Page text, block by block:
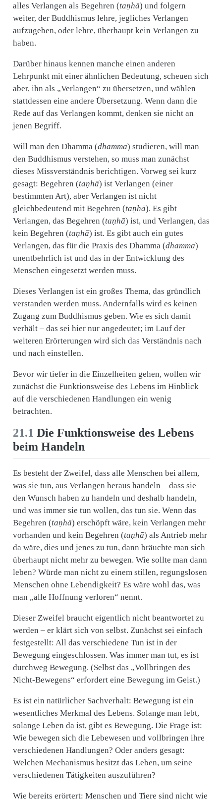
alles Verlangen als Begehren (taṇhā) und folgern
weiter, der Buddhismus lehre, jegliches Verlangen
aufzugeben, oder lehre, überhaupt kein Verlangen zu
haben.
Darüber hinaus kennen manche einen anderen
Lehrpunkt mit einer ähnlichen Bedeutung, scheuen sich
aber, ihn als „Verlangen“ zu übersetzen, und wählen
stattdessen eine andere Übersetzung. Wenn dann die
Rede auf das Verlangen kommt, denken sie nicht an
jenen Begriff.
Will man den Dhamma (dhamma) studieren, will man
den Buddhismus verstehen, so muss man zunächst
dieses Missverständnis berichtigen. Vorweg sei kurz
gesagt: Begehren (taṇhā) ist Verlangen (einer
bestimmten Art), aber Verlangen ist nicht
gleichbedeutend mit Begehren (taṇhā). Es gibt
Verlangen, das Begehren (taṇhā) ist, und Verlangen, das
kein Begehren (taṇhā) ist. Es gibt auch ein gutes
Verlangen, das für die Praxis des Dhamma (dhamma)
unentbehrlich ist und das in der Entwicklung des
Menschen eingesetzt werden muss.
Dieses Verlangen ist ein großes Thema, das gründlich
verstanden werden muss. Andernfalls wird es keinen
Zugang zum Buddhismus geben. Wie es sich damit
verhält – das sei hier nur angedeutet; im Lauf der
weiteren Erörterungen wird sich das Verständnis nach
und nach einstellen.
Bevor wir tiefer in die Einzelheiten gehen, wollen wir
zunächst die Funktionsweise des Lebens im Hinblick
auf die verschiedenen Handlungen ein wenig
betrachten.
21.1 Die Funktionsweise des Lebens
beim Handeln
Es besteht der Zweifel, dass alle Menschen bei allem,
was sie tun, aus Verlangen heraus handeln – dass sie
den Wunsch haben zu handeln und deshalb handeln,
und was immer sie tun wollen, das tun sie. Wenn das
Begehren (taṇhā) erschöpft wäre, kein Verlangen mehr
vorhanden und kein Begehren (taṇhā) als Antrieb mehr
da wäre, dies und jenes zu tun, dann bräuchte man sich
überhaupt nicht mehr zu bewegen. Wie sollte man dann
leben? Würde man nicht zu einem stillen, regungslosen
Menschen ohne Lebendigkeit? Es wäre wohl das, was
man „alle Hoffnung verloren“ nennt.
Dieser Zweifel braucht eigentlich nicht beantwortet zu
werden – er klärt sich von selbst. Zunächst sei einfach
festgestellt: All das verschiedene Tun ist in der
Bewegung eingeschlossen. Was immer man tut, es ist
durchweg Bewegung. (Selbst das „Vollbringen des
Nicht-Bewegens“ erfordert eine Bewegung im Geist.)
Es ist ein natürlicher Sachverhalt: Bewegung ist ein
wesentliches Merkmal des Lebens. Solange man lebt,
solange Leben da ist, gibt es Bewegung. Die Frage ist:
Wie bewegen sich die Lebewesen und vollbringen ihre
verschiedenen Handlungen? Oder anders gesagt:
Welchen Mechanismus besitzt das Leben, um seine
verschiedenen Tätigkeiten auszuführen?
Wie bereits erörtert: Menschen und Tiere sind nicht wie